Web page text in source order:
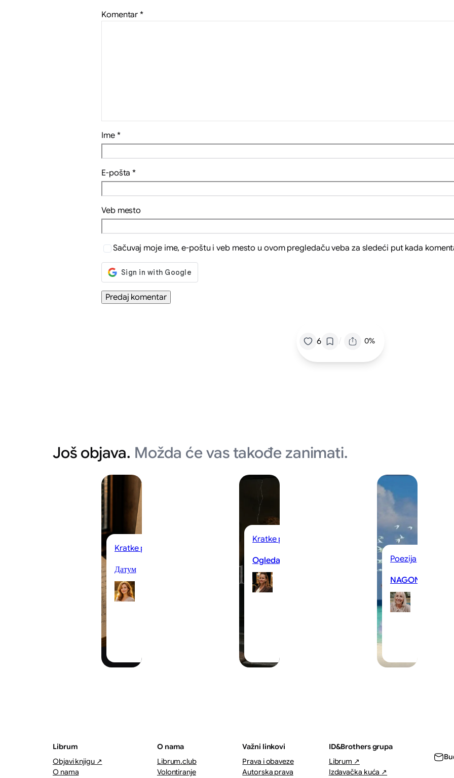
Komentar*
Ime *
E-pošta*
Veb mesto
Sačuvaj moje ime, e-poštu i veb mesto u ovom pregledaču veba za sledeći put kada
6 / 0%
Još objava. Možda će vas takođe zanimati.
Kratke priče
Датум
Kratke priče
Ogledalo Poezija
NAGON ZA
Librum
Objavi knjigu ↗
O nama
O nama
Librum.club
Volontiranje
Važni linkovi
Prava i obaveze
Autorska prava
ID&Brothers grupa
Librum ↗
Izdavačka kuća ↗